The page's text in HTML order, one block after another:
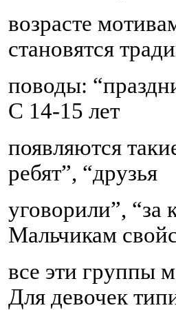
возрасте
становятся
поводы:
С 14-15 лет
появляются
ребят”, “друзья
уговорили”, “за
Мальчикам
все эти группы
Для девочек